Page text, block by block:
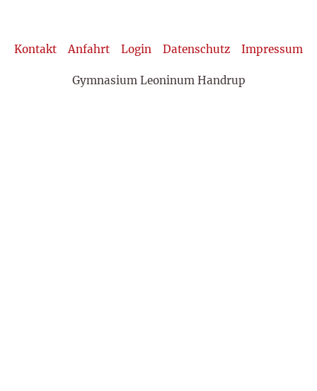
Kontakt Anfahrt Login Datenschutz Impressum
Gymnasium Leoninum Handrup